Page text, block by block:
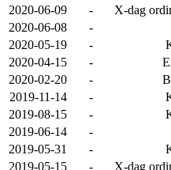
2020-06-09
-
X-dag
2020-06-08
-
2020-05-19
-
2020-04-15
-
2020-02-20
-
2019-11-14
-
2019-08-15
-
2019-06-14
-
2019-05-31
-
2019-05-15
- X-dag